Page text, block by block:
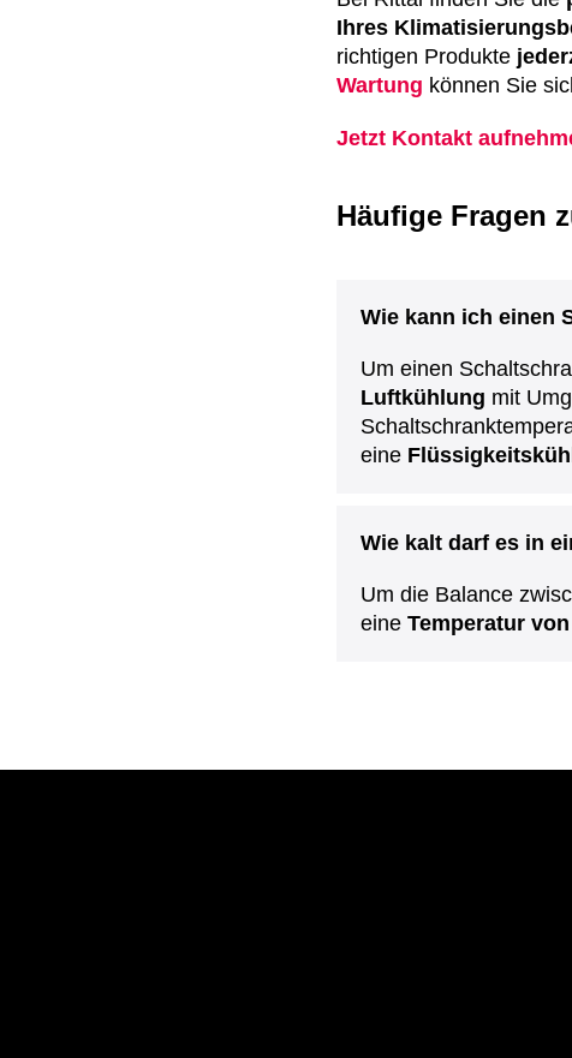
Ihres
richtigen Produkte
Wartung können Sie
Jetzt Kontakt
Häufige Fragen
Wie kann ich einen
Um einen
Luftkühlung mit
eine
Wie kalt darf es in
Um die Balance
eine Temperatur